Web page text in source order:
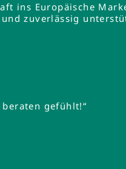
ins Europäische
zuverlässig
gefühlt!“